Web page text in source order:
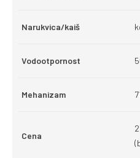
Narukvica/kaiš
Vodootpornost
Mehanizam
Cena